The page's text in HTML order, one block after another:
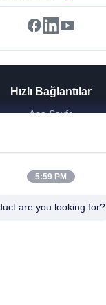
Hızlı Bağlantılar
Ana Sayfa
VR Gösterisi
Hakkımızda
Fabrika Turu
Kalite Kontrol
5:59 PM
are you looking for?